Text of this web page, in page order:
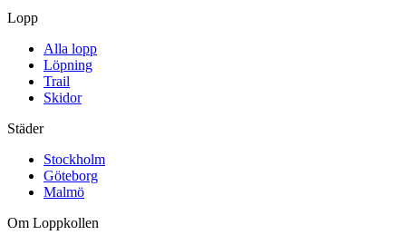
Lopp
Alla lopp
Löpning
Trail
Skidor
Städer
Stockholm
Göteborg
Malmö
Om Loppkollen